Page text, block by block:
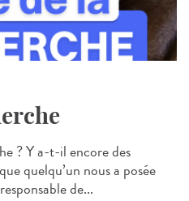
? Y a-t-il encore des
quelqu’un nous a posée
de...